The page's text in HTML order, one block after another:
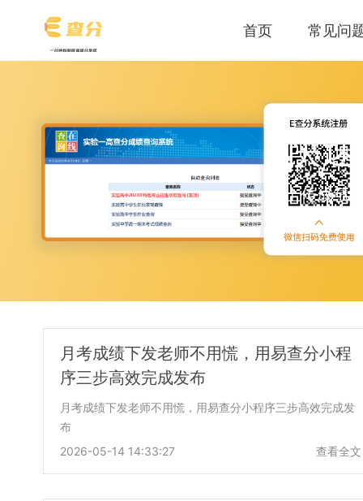
首页 常见问
快
上传成绩
月考成绩下发老师不用慌，用易查分小程
序三步高效完成发布
月考成绩下发老师不用慌，用易查分小程序三步高效完成发
布
2026-05-14 14:33:27
查看全文